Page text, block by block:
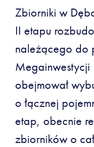
Zbiorniki w
II etapu
należącego do
Megainwestycji
obejmował
o łącznej
etap, obecnie
zbiorników o